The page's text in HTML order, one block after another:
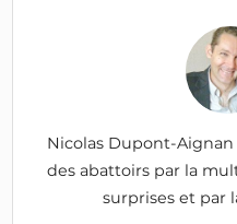
Nicolas Dupont-
des abattoirs par la
surprises et par